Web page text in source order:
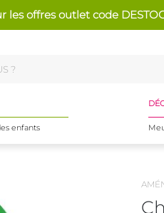
les offres outlet code
enfants